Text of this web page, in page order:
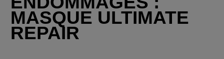
MASQUE ULTIMATE
REPAIR